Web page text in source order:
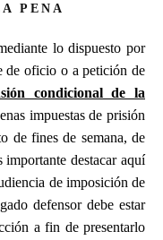
PENA
lo dispuesto por
de oficio o a petición de
condicional de la
impuestas de prisión
de fines de semana, de
destacar aquí
de imposición de
defensor debe estar
a fin de presentarlo